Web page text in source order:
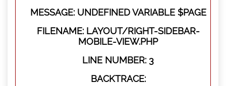
MESSAGE: UNDEFINED VARIABLE $PAGE
FILENAME: LAYOUT/RIGHT-SIDEBAR-
MOBILE-VIEW.PHP
LINE NUMBER: 3
BACKTRACE: